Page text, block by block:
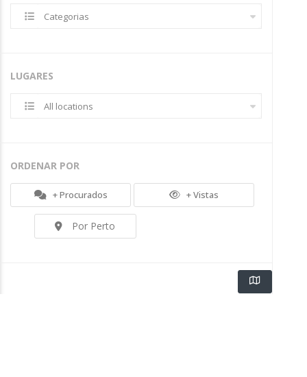
Categorias
LUGARES
All locations
ORDENAR POR
+ Procurados + Vistas
Por Perto